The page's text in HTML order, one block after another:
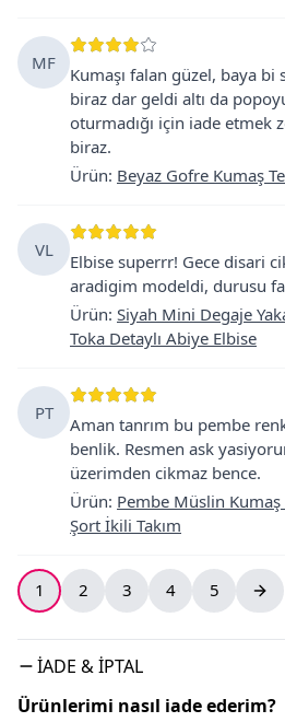
MF
Kumaşı falan güzel, baya
biraz dar geldi altı da
oturmadığı için iade etmek
biraz.
Ürün: Beyaz Gofre Kumaş
VL
Elbise superrr! Gece disari
aradigim modeldi, durusu
Ürün: Siyah Mini Degaje
Toka Detaylı Abiye Elbise
PT
Aman tanrım bu pembe
benlik. Resmen ask
üzerimden cikmaz bence.
Ürün: Pembe Müslin Kumaş
Şort İkili Takım
1 2 3 4 5
İADE & İPTAL
Ürünlerimi nasıl iade ederim?